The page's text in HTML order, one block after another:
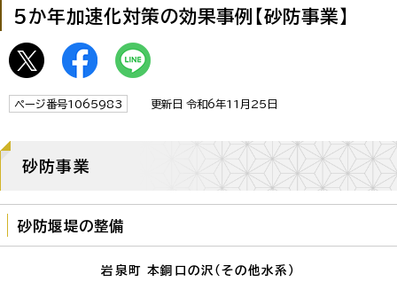
5か年加速化対策の効果事例【砂防事業】
ページ番号1065983 更新日 令和6年11月25日
砂防事業
砂防堰堤の整備
岩泉町 本銅口の沢（その他水系）